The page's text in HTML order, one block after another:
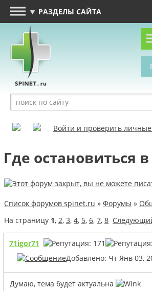
РАЗДЕЛЫ САЙТА
Войти и проверить
Где остановиться
Список форумов spinet.ru » Форумы »
На страницу 1, 2, 3, 4, 5, 6, 7, 8
71igor71
Добавлено: Чт Янв 03,
Думаю, тема будет актуальна